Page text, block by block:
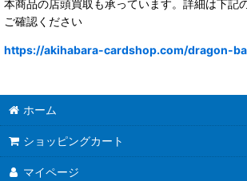
本商品の店頭買取も承っています。詳細は下記
ご確認ください
https://akihabara-cardshop.com/dragon-
ホーム
ショッピングカート
マイページ